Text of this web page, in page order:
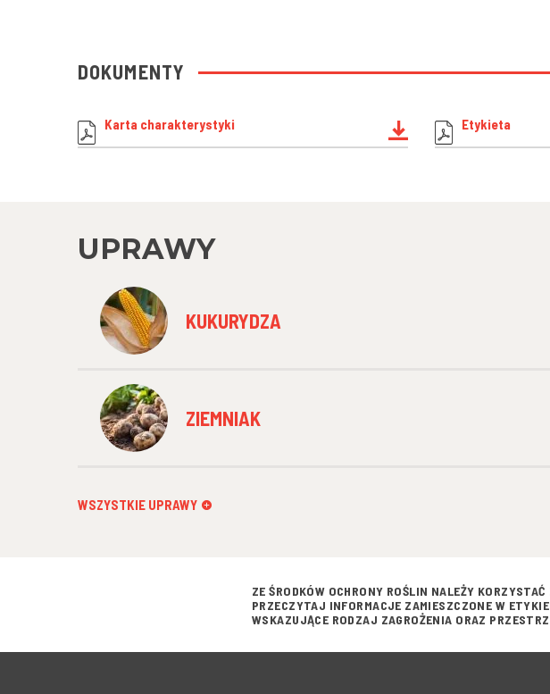
DOKUMENTY
Karta charakterystyki Etykieta
UPRAWY
KUKURYDZA
ZIEMNIAK
WSZYSTKIE UPRAWY
ZE ŚRODKÓW OCHRONY ROŚLIN NALEŻY
PRZECZYTAJ INFORMACJE ZAMIESZCZONE W
WSKAZUJĄCE RODZAJ ZAGROŻENIA ORAZ